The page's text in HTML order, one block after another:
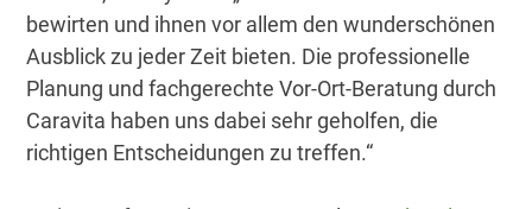
bewirten und ihnen vor allem den wunderschönen
Ausblick zu jeder Zeit bieten. Die professionelle
Planung und fachgerechte Vor-Ort-Beratung durch
Caravita haben uns dabei sehr geholfen, die
richtigen Entscheidungen zu treffen.“